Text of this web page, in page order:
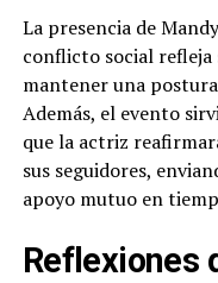
La presencia de
conflicto social refleja
mantener una
Además, el evento
que la actriz
sus seguidores,
apoyo mutuo en
Reflexiones